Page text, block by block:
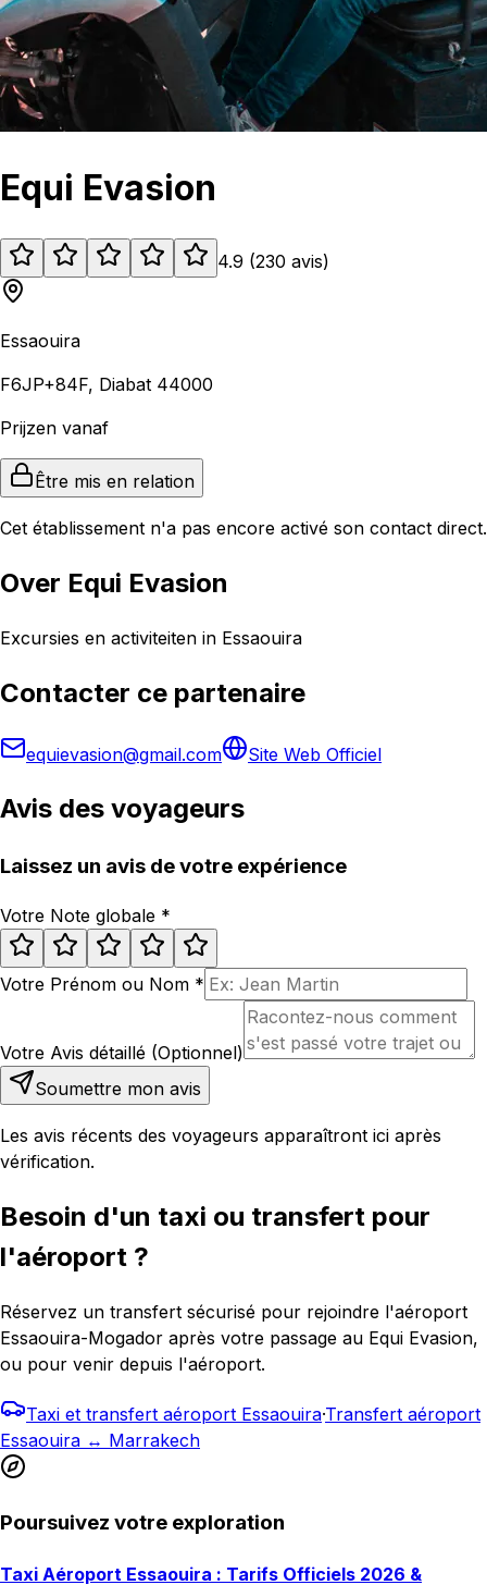
Equi Evasion
4.9 (230 avis)
Essaouira
F6JP+84F, Diabat 44000
Prijzen vanaf
Être mis en relation
Cet établissement n'a pas encore activé son contact direct.
Over Equi Evasion
Excursies en activiteiten in Essaouira
Contacter ce partenaire
equievasion@gmail.com Site Web Officiel
Avis des voyageurs
Laissez un avis de votre expérience
Votre Note globale *
Votre Prénom ou Nom *
Votre Avis détaillé (Optionnel)
Soumettre mon avis
Les avis récents des voyageurs apparaîtront ici après
vérification.
Besoin d'un taxi ou transfert pour
l'aéroport ?
Réservez un transfert sécurisé pour rejoindre l'aéroport
Essaouira-Mogador après votre passage au Equi Evasion,
ou pour venir depuis l'aéroport.
Taxi et transfert aéroport Essaouira·Transfert aéroport
Essaouira ↔ Marrakech
Poursuivez votre exploration
Taxi Aéroport Essaouira : Tarifs Officiels 2026 &